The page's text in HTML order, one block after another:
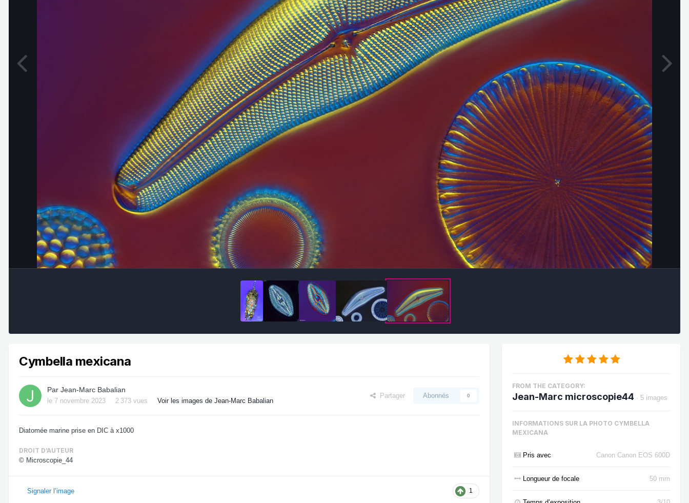
Outils des images
Cymbella mexicana
Par Jean-Marc Babalian
le 7 novembre 2023 2 373 vues Voir les images de Jean-Marc Babalian
Partager Abonnés 0
Diatomée marine prise en DIC à x1000
DROIT D’AUTEUR
© Microscopie_44
1
Signaler l’image
FROM THE CATEGORY:
Jean-Marc microscopie44 · 5 images
INFORMATIONS SUR LA PHOTO CYMBELLA
MEXICANA
Pris avec Canon Canon EOS 600D
Longueur de focale 50 mm